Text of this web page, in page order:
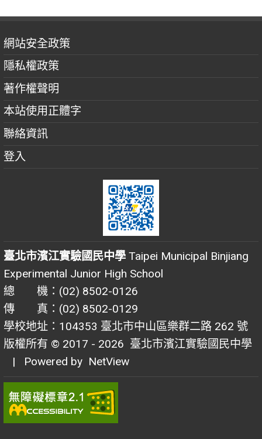
網站安全政策
隱私權政策
著作權聲明
本站使用正體字
聯絡資訊
登入
臺北市濱江實驗國民中學 Taipei Municipal Binjiang
Experimental Junior High School
總 機：(02) 8502-0126
傳 真：(02) 8502-0129
學校地址：104353 臺北市中山區樂群二路 262 號
版權所有 © 2017 - 2026 臺北市濱江實驗國民中學
| Powered by NetView